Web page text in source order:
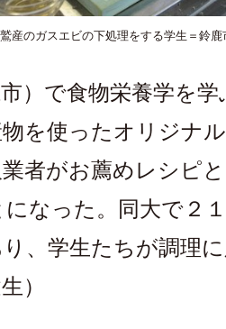
産のガスエビの下処理をする学生＝鈴鹿
）で食物栄養学を学
を使ったオリジナ
者がお薦めレシピ
なった。同大で２
、学生たちが調理
）